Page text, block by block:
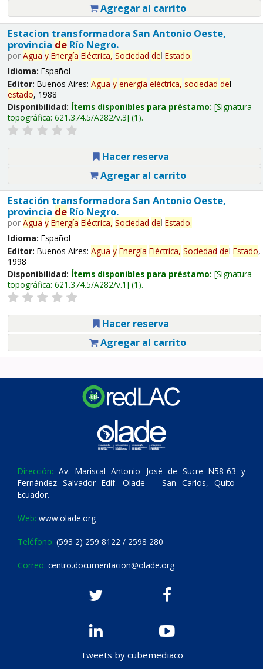
Agregar al carrito
Estacion transformadora San Antonio Oeste,
provincia deRío Negro.
por Agua y Energía Eléctrica, Sociedad del Estado.
Idioma: Español
Editor: Buenos Aires: Agua y energía eléctrica, sociedad del
estado, 1988
Disponibilidad: Ítems disponibles para préstamo: Signatura
topográfica: 621.374.5/A282/v.3 (1).
Hacer reserva
Agregar al carrito
Estación transformadora San Antonio Oeste,
provincia deRío Negro.
por Agua y Energía Eléctrica, Sociedad del Estado.
Idioma: Español
Editor: Buenos Aires: Agua y Energía Eléctrica, Sociedad del Estado,
1998
Disponibilidad: Ítems disponibles para préstamo: Signatura
topográfica: 621.374.5/A282/v.1 (1).
Hacer reserva
Agregar al carrito
Dirección: Av. Mariscal Antonio José de Sucre N58-63 y
Fernández Salvador Edif. Olade – San Carlos, Quito –
Ecuador.
Web: www.olade.org
Teléfono: (593 2) 259 8122 / 2598 280
Correo: centro.documentacion@olade.org
Tweets by cubemediaco